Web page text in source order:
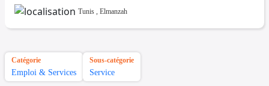
Tunis , Elmanzah
Catégorie
Emploi & Services
Sous-catégorie
Service